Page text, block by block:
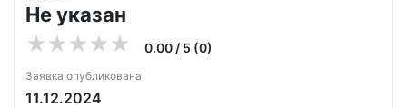
Не указан
0.00 / 5 (0)
Заявка опубликована
11.12.2024